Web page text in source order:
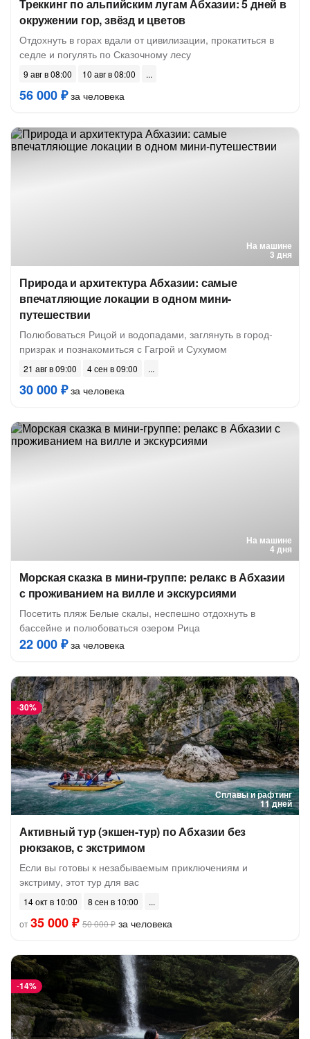
Треккинг по альпийским лугам Абхазии: 5 дней в
окружении гор, звёзд и цветов
Отдохнуть в горах вдали от цивилизации, прокатиться в
седле и погулять по Сказочному лесу
9 авг в 08:00 10 авг в 08:00
56 000 ₽за человека
На машине
3 дня
Природа и архитектура Абхазии: самые
впечатляющие локации в одном мини-
путешествии
Полюбоваться Рицой и водопадами, заглянуть в город-
призрак и познакомиться с Гагрой и Сухумом
21 авг в 09:00 4 сен в 09:00
30 000 ₽за человека
На машине
4 дня
Морская сказка в мини-группе: релакс в Абхазии
с проживанием на вилле и экскурсиями
Посетить пляж Белые скалы, неспешно отдохнуть в
бассейне и полюбоваться озером Рица
22 000 ₽за человека
Сплавы и рафтинг
11 дней
-30%
Активный тур (экшен-тур) по Абхазии без
рюкзаков, с экстримом
Если вы готовы к незабываемым приключениям и
экстриму, этот тур для вас
14 окт в 10:00
8 сен в 10:00
от35 000 ₽ 50 000 ₽ за человека
-14%